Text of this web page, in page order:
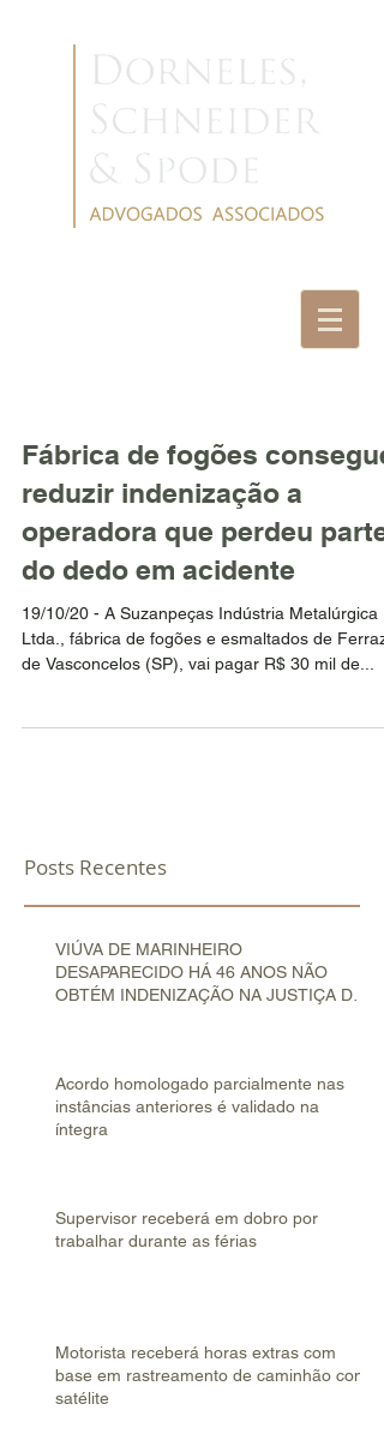
Fábrica de fogões consegue
reduzir indenização a
operadora que perdeu parte
do dedo em acidente
19/10/20 - A Suzanpeças Indústria Metalúrgica
Ltda., fábrica de fogões e esmaltados de Ferraz
de Vasconcelos (SP), vai pagar R$ 30 mil de...
Posts Recentes
VIÚVA DE MARINHEIRO
DESAPARECIDO HÁ 46 ANOS NÃO
OBTÉM INDENIZAÇÃO NA JUSTIÇA DO
Acordo homologado parcialmente nas
instâncias anteriores é validado na
íntegra
Supervisor receberá em dobro por
trabalhar durante as férias
Motorista receberá horas extras com
base em rastreamento de caminhão com
satélite